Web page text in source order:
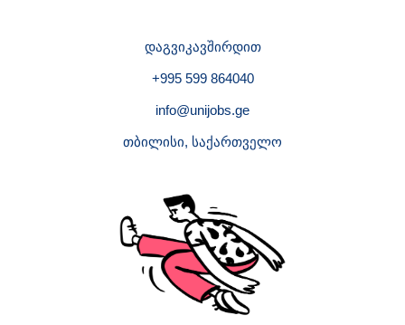
დაგვიკავშირდით
+995 599 864040
info@unijobs.ge
თბილისი, საქართველო